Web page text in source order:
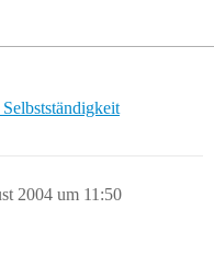
2004 um 11:50